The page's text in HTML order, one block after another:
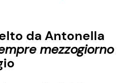
da Antonella
mezzogiorno